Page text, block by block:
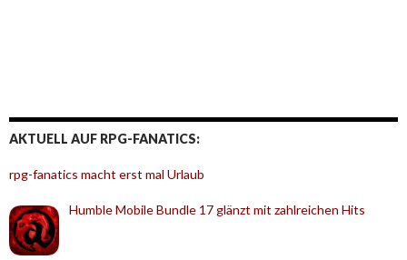
AKTUELL AUF RPG-FANATICS:
rpg-fanatics macht erst mal Urlaub
Humble Mobile Bundle 17 glänzt mit zahlreichen Hits